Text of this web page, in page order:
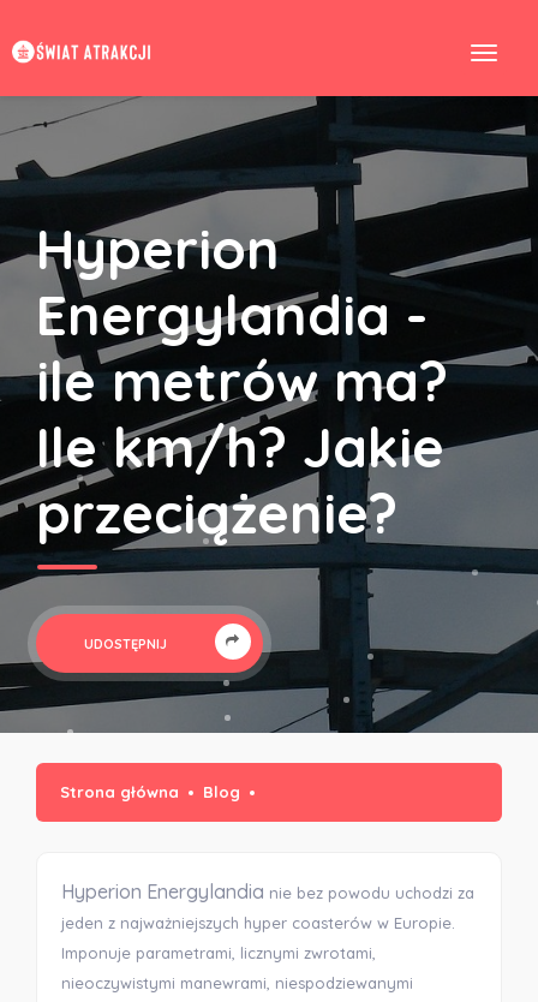
Hyperion
Energylandia -
ile metrów ma?
Ile km/h? Jakie
przeciążenie?
UDOSTĘPNIJ
Strona główna Blog
Hyperion Energylandia nie bez powodu uchodzi za
jeden z najważniejszych hyper coasterów w Europie.
Imponuje parametrami, licznymi zwrotami,
nieoczywistymi manewrami, niespodziewanymi